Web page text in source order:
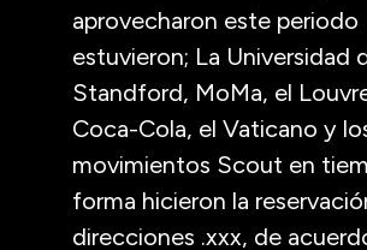
aprovecharon este periodo
estuvieron; La Universidad
Standford, MoMa, el
Coca-Cola, el Vaticano y
movimientos Scout en
forma hicieron la
direcciones .xxx, de